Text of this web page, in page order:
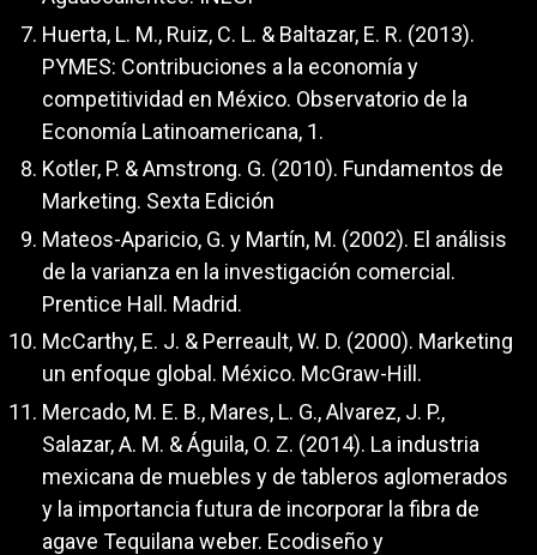
Huerta, L. M., Ruiz, C. L. & Baltazar, E. R. (2013).
PYMES: Contribuciones a la economía y
competitividad en México. Observatorio de la
Economía Latinoamericana, 1.
Kotler, P. & Amstrong. G. (2010). Fundamentos de
Marketing. Sexta Edición
Mateos-Aparicio, G. y Martín, M. (2002). El análisis
de la varianza en la investigación comercial.
Prentice Hall. Madrid.
McCarthy, E. J. & Perreault, W. D. (2000). Marketing
un enfoque global. México. McGraw-Hill.
Mercado, M. E. B., Mares, L. G., Alvarez, J. P.,
Salazar, A. M. & Águila, O. Z. (2014). La industria
mexicana de muebles y de tableros aglomerados
y la importancia futura de incorporar la fibra de
agave Tequilana weber. Ecodiseño y